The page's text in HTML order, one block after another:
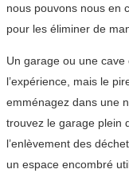
nous pouvons nous en
pour les éliminer de
Un garage ou une
l’expérience, mais le
emménagez dans une
trouvez le garage plein
l’enlèvement des
un espace encombré